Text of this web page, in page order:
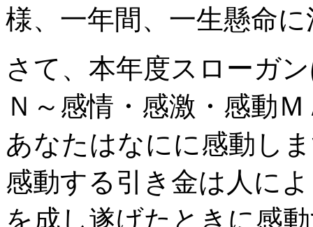
様、一年間、一生懸命
さて、本年度スローガ
Ｎ～感情・感激・感動
あなたはなにに感動し
感動する引き金は人に
を成し遂げたときに感